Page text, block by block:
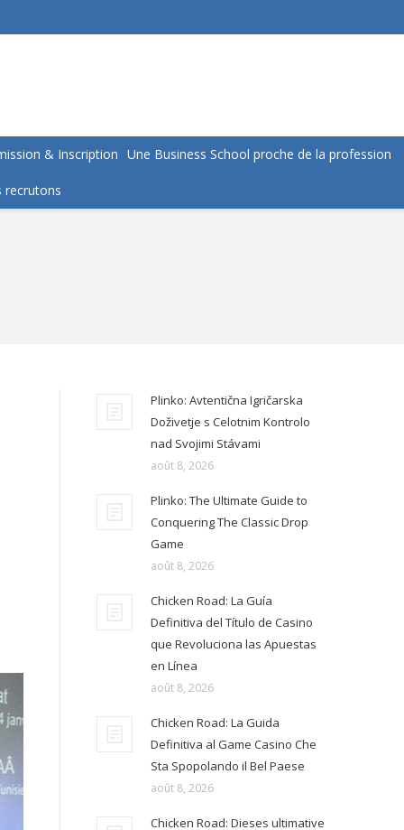
& Inscription Une Business School proche de la profession
recrutons
Plinko: Avtentična Igričarska
Doživetje s Celotnim Kontrolo
nad Svojimi Stávami
août 8, 2026
Plinko: The Ultimate Guide to
Conquering The Classic Drop
Game
août 8, 2026
Chicken Road: La Guía
Definitiva del Título de Casino
que Revoluciona las Apuestas
en Línea
août 8, 2026
Chicken Road: La Guida
Definitiva al Game Casino Che
Sta Spopolando il Bel Paese
août 8, 2026
Chicken Road: Dieses ultimative